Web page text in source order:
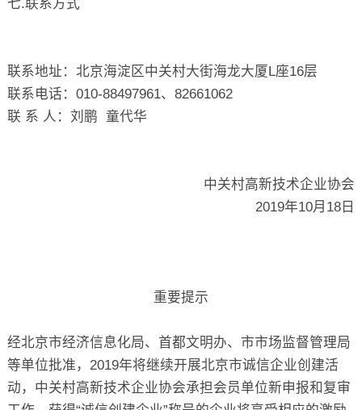
七.联系方式
联系地址：北京海淀区中关村大街海龙大厦L座16层
联系电话：010-88497961、82661062
联 系 人：刘鹏 童代华
中关村高新技术企业协会
2019年10月18日
重要提示
经北京市经济信息化局、首都文明办、市市场监督管理局
等单位批准，2019年将继续开展北京市诚信企业创建活
动，中关村高新技术企业协会承担会员单位新申报和复审